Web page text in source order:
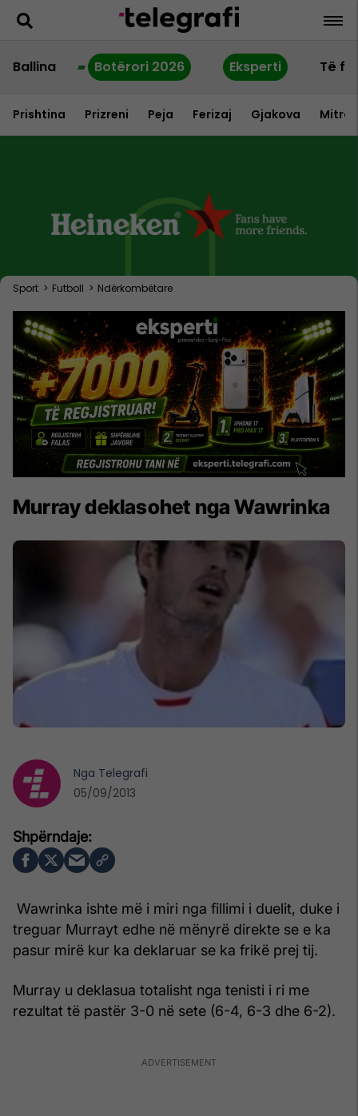
Ballina Botërori 2026 Eksperti Të
Prishtina Prizreni Peja Ferizaj Gjakova
Sport > Futboll > Ndërkombëtare
Murray deklasohet nga Wawrinka
Wawrinka ishte më i miri nga fillimi i duelit, duke i
treguar Murrayt edhe në mënyrë direkte se e ka
pasur mirë kur ka deklaruar se ka frikë prej tij.
Murray u deklasua totalisht nga tenisti i ri me
rezultat të pastër 3-0 në sete (6-4, 6-3 dhe 6-2).
Nga Telegrafi
05/09/2013